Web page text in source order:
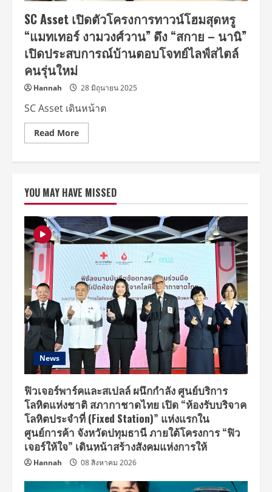
SC Asset เปิดตัวโครงการทาวน์โฮมสุดหรู
“แมทเทอร์ งามวงศ์วาน” ดึง “สกาย – นานิ”
เปิดประสบการณ์บ้านตอบโจทย์ไลฟ์สไตล์
คนรุ่นใหม่
Hannah 28 มิถุนายน 2025
SC Asset เดินหน้าต
Read MoreRead
more
โครงการ
ทาวน์
โฮม
สุด
หรู
“แมท
เท
อร์
งามวงศ์วาน”
ดึง
“สกาย
–
นานิ”
เปิด
ประสบการณ์
บ้าน
ตอบ
โจทย์
ไลฟ์
สไตล์
คน
รุ่น
YOU MAY HAVE MISSED
News
ฟิวเจอร์พาร์คและสเปลล์ ผนึกกำลัง ศูนย์บริการ
โลหิตแห่งชาติ สภากาชาดไทย เปิด “ห้องรับบริจาค
โลหิตประจำที่ (Fixed Station)” แห่งแรกใน
ศูนย์การค้า จังหวัดปทุมธานี ภายใต้โครงการ “ฟิว
เจอร์ให้ใจ” เดินหน้าสร้างสังคมแห่งการให้
Hannah 08 สิงหาคม 2026